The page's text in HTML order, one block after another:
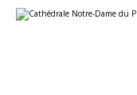
au
personnels